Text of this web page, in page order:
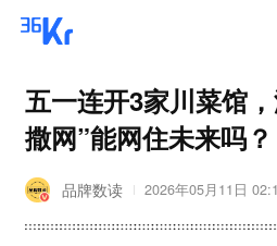
五一连开3家川菜馆
撒网”能网住未来吗？
品牌数读 2026年05月11日